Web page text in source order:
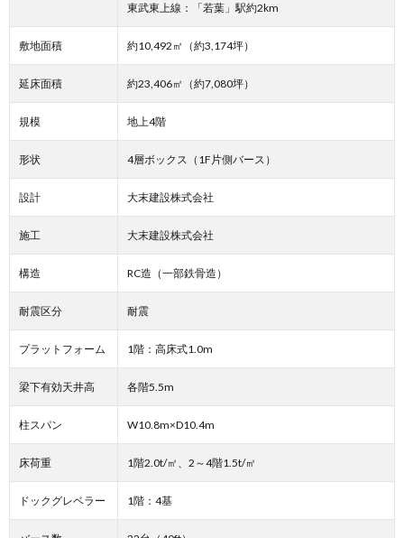
東武東上線：「若葉」駅約2km
敷地面積 約10,492㎡（約3,174坪）
延床面積 約23,406㎡（約7,080坪）
規模 地上4階
形状 4層ボックス（1F片側バース）
設計 大末建設株式会社
施工 大末建設株式会社
構造 RC造（一部鉄骨造）
耐震区分 耐震
プラットフォーム 1階：高床式1.0m
梁下有効天井高 各階5.5m
柱スパン W10.8m×D10.4m
床荷重 1階2.0t/㎡、2～4階1.5t/㎡
ドックグレベラー 1階：4基